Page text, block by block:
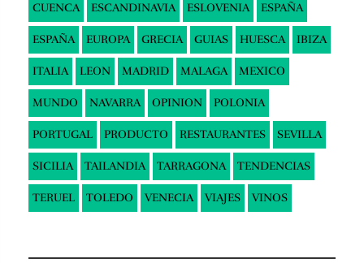
CUENCA ESCANDINAVIA ESLOVENIA ESPAÑA
ESPAÑA EUROPA GRECIA GUIAS HUESCA IBIZA
ITALIA LEON MADRID MALAGA MEXICO
MUNDO NAVARRA OPINION POLONIA
PORTUGAL PRODUCTO RESTAURANTES SEVILLA
SICILIA TAILANDIA TARRAGONA TENDENCIAS
TERUEL TOLEDO VENECIA VIAJES VINOS